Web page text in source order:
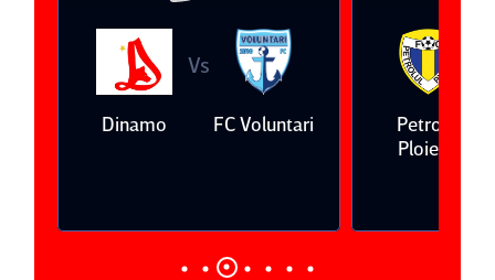
Dinamo
Vs
FC Voluntari
Petrolul
Ploieşti